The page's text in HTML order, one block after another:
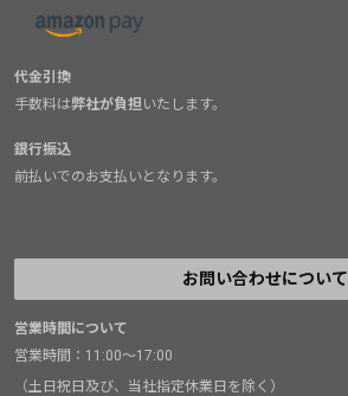
代金引換
手数料は弊社が負担いたします。
銀行振込
前払いでのお支払いとなります。
お問い合わせについて
営業時間について
営業時間：11:00～17:00
（土日祝日及び、当社指定休業日を除く）